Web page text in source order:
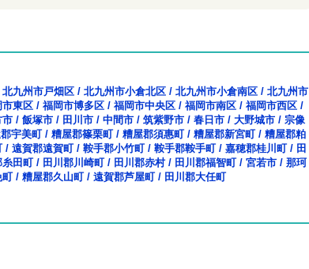
北九州市戸畑区 / 北九州市小倉北区 / 北九州市小倉南区 / 北九州市
市東区 / 福岡市博多区 / 福岡市中央区 / 福岡市南区 / 福岡市西区 /
市 / 飯塚市 / 田川市 / 中間市 / 筑紫野市 / 春日市 / 大野城市 / 宗像
宇美町/ 糟屋郡篠栗町/ 糟屋郡須惠町/ 糟屋郡新宮町/ 糟屋郡粕
/ 遠賀郡遠賀町/ 鞍手郡小竹町/ 鞍手郡鞍手町/ 嘉穂郡桂川町/ 田
糸田町/ 田川郡川崎町/ 田川郡赤村/ 田川郡福智町/ 宮若市 / 那珂
町/ 糟屋郡久山町/ 遠賀郡芦屋町/ 田川郡大任町